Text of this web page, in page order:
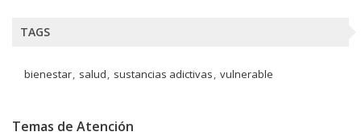
TAGS
bienestar salud sustancias adictivas vulnerable
Temas de Atención